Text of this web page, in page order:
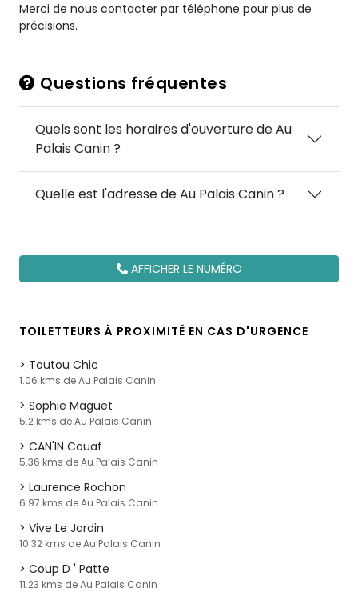
Merci de nous contacter par téléphone pour plus de
précisions.
Questions fréquentes
Quels sont les horaires d'ouverture de Au
Palais Canin ?
Quelle est l'adresse de Au Palais Canin ?
AFFICHER LE NUMÉRO
TOILETTEURS À PROXIMITÉ EN CAS D'URGENCE
Toutou Chic
1.06 kms de Au Palais Canin
Sophie Maguet
5.2 kms de Au Palais Canin
CAN'IN Couaf
5.36 kms de Au Palais Canin
Laurence Rochon
6.97 kms de Au Palais Canin
Vive Le Jardin
10.32 kms de Au Palais Canin
Coup D ' Patte
11.23 kms de Au Palais Canin